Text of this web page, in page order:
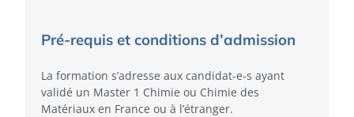
Pré-requis et conditions d’admission
La formation s’adresse aux candidat-e-s ayant
validé un Master 1 Chimie ou Chimie des
Matériaux en France ou à l’étranger.